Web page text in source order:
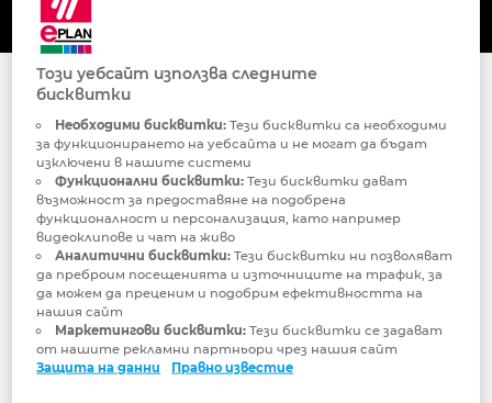
Процеси
Проектиране на кабелите и
кабелните връзки
С EPLAN можете да разчитате на
интегрирана база данни, която далеч
надхвърля само инженерните процеси - за да
обхване цялата ви верига за създаване на
стойност. От проектирането на круизни
кораби, конструирането на яхти и дори
Литва
Люксембург
Малайзия
Мексико
Нова Зеландия
Норвегия
Този уебсайт използва следните
бисквитки
Необходими бисквитки:Тези бисквитки са необходими
за функционирането на уебсайта и не могат да бъдат
изключени в нашите системи
Функционални бисквитки:Тези бисквитки дават
възможност за предоставяне на подобрена
функционалност и персонализация, като например
видеоклипове и чат на живо
Аналитични бисквитки:Тези бисквитки ни позволяват
да преброим посещенията и източниците на трафик, за
да можем да преценим и подобрим ефективността на
нашия сайт
Маркетингови бисквитки:Тези бисквитки се задават
от нашите рекламни партньори чрез нашия сайт
Защита на данни
Правно известие